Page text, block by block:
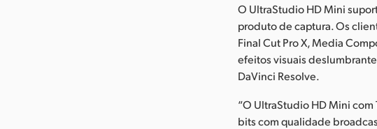
O UltraStudio HD Mini
produto de captura. Os
Final Cut Pro X, Media
efeitos visuais
DaVinci Resolve.
“O UltraStudio HD Mini
bits com qualidade